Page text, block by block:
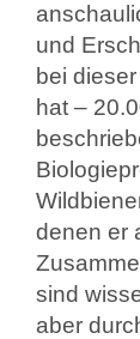
und
bei
hat –
denen er
sind
aber